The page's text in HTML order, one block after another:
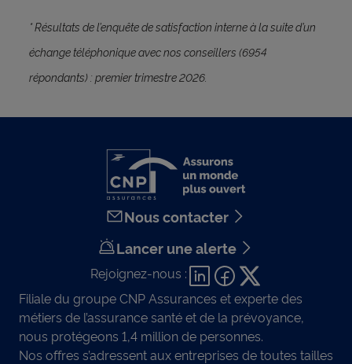
* Résultats de l’enquête de satisfaction interne à la suite d’un
échange téléphonique avec nos conseillers (6954
répondants) : premier trimestre 2026.
Nous contacter
Lancer une alerte
Rejoignez-nous :
Filiale du groupe CNP Assurances et experte des
métiers de l’assurance santé et de la prévoyance,
nous protégeons 1,4 million de personnes.
Nos offres s’adressent aux entreprises de toutes tailles